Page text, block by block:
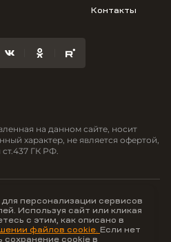
Контакты
на данном сайте, носит
характер, не является офертой,
ГК РФ.
персонализации сервисов
Используя сайт или кликая
с этим, как описано в
файлов cookie. Если нет
cookie в